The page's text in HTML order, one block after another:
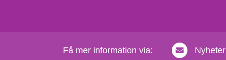
Få mer information via: Nyheter